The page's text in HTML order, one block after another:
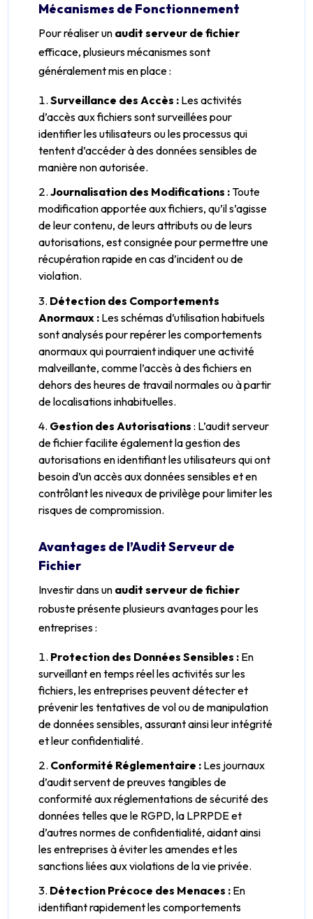
Mécanismes de Fonctionnement
Pour réaliser unaudit serveur de fichier
efficace, plusieurs mécanismes sont
généralement mis en place :
Surveillance des Accès :Les activités
d’accès aux fichiers sont surveillées pour
identifier les utilisateurs ou les processus qui
tentent d’accéder à des données sensibles de
manière non autorisée.
Journalisation des Modifications :Toute
modification apportée aux fichiers, qu’il s’agisse
de leur contenu, de leurs attributs ou de leurs
autorisations, est consignée pour permettre une
récupération rapide en cas d’incident ou de
violation.
Détection des Comportements
Anormaux :Les schémas d’utilisation habituels
sont analysés pour repérer les comportements
anormaux qui pourraient indiquer une activité
malveillante, comme l’accès à des fichiers en
dehors des heures de travail normales ou à partir
de localisations inhabituelles.
Gestion des Autorisations : L’audit serveur
de fichier facilite également la gestion des
autorisations en identifiant les utilisateurs qui ont
besoin d’un accès aux données sensibles et en
contrôlant les niveaux de privilège pour limiter les
risques de compromission.
Avantages de l’Audit Serveur de
Fichier
Investir dans un audit serveur de fichier
robuste présente plusieurs avantages pour les
entreprises :
Protection des Données Sensibles :En
surveillant en temps réel les activités sur les
fichiers, les entreprises peuvent détecter et
prévenir les tentatives de vol ou de manipulation
de données sensibles, assurant ainsi leur intégrité
et leur confidentialité.
Conformité Réglementaire :Les journaux
d’audit servent de preuves tangibles de
conformité aux réglementations de sécurité des
données telles que le RGPD, la LPRPDE et
d’autres normes de confidentialité, aidant ainsi
les entreprises à éviter les amendes et les
sanctions liées aux violations de la vie privée.
Détection Précoce des Menaces :En
identifiant rapidement les comportements